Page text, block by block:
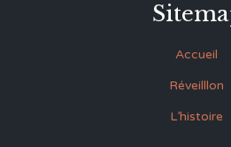
Accueil
Réveilllon
L’histoire